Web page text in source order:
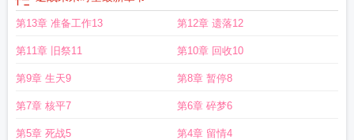
空 时空之维是什么
题曲玄维时空的微博 时空战姖九维时空公司
役十五维时空 5维时空3维时空6维时空
维时空888时空战线 维C时空 上海维享时空
第13章 准备工作13 第12章 遗落12
第11章 旧祭11 第10章 回收10
第9章 生天9 第8章 暂停8
第7章 核平7 第6章 碎梦6
第5章 死战5 第4章 留情4